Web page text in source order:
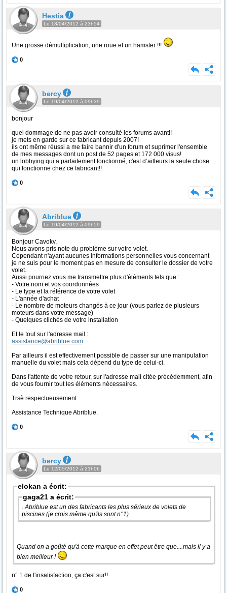
Hestia
Le 18/04/2012 à 23h54
Une grosse démultiplication, une roue et un hamster !!!
0
bercy
Le 19/04/2012 à 09h39
bonjour
quel dommage de ne pas avoir consulté les forums avant!!
je mets en garde sur ce fabricant depuis 2007!
ils ont même réussi a me faire bannir d'un forum et suprimer l'ensemble
de mes messages dont un post de 52 pages et 172 000 visus!
un lobbying qui a parfaitement fonctionné, c'est d’ailleurs la seule chose
qui fonctionne chez ce fabricant!!
0
Abriblue
Le 19/04/2012 à 09h59
Bonjour Cavokv,
Nous avons pris note du problème sur votre volet.
Cependant n'ayant aucunes informations personnelles vous concernant
je ne suis pour le moment pas en mesure de consulter le dossier de votre
volet.
Aussi pourriez vous me transmettre plus d'éléments tels que :
- Votre nom et vos coordonnées
- Le type et la référence de votre volet
- L'année d'achat
- Le nombre de moteurs changés à ce jour (vous parlez de plusieurs
moteurs dans votre message)
- Quelques clichés de votre installation
Et le tout sur l'adresse mail :
assistance@abriblue.com
Par ailleurs il est effectivement possible de passer sur une manipulation
manuelle du volet mais cela dépend du type de celui-ci.
Dans l'attente de votre retour, sur l'adresse mail citée précédemment, afin
de vous fournir tout les éléments nécessaires.
Trsè respectueusement.
Assistance Technique Abriblue.
0
bercy
Le 12/05/2012 à 21h06
elokan a écrit:
gaga21 a écrit:
. Abriblue est un des fabricants les plus sérieux de volets de
piscines (je crois même qu'ils sont n°1).
Quand on a goûté qu'à cette marque en effet peut être que....mais il y a
bien meilleur !
n° 1 de l'insatisfaction, ça c'est sur!!
0